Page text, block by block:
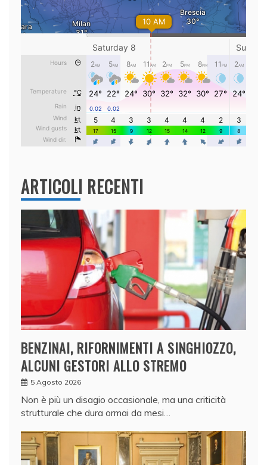
ARTICOLI RECENTI
BENZINAI, RIFORNIMENTI A SINGHIOZZO,
ALCUNI GESTORI ALLO STREMO
5 Agosto 2026
Non è più un disagio occasionale, ma una criticità
strutturale che dura ormai da mesi…